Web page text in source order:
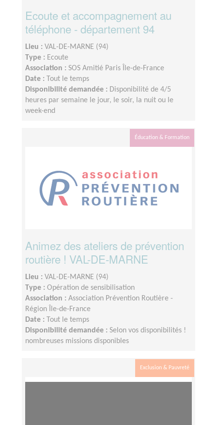
Ecoute et accompagnement au
téléphone - département 94
Lieu : VAL-DE-MARNE (94)
Type : Ecoute
Association : SOS Amitié Paris Île-de-France
Date :
Tout le temps
Disponibilité demandée : Disponibilité de 4/5
heures par semaine le jour, le soir, la nuit ou le
week-end
Éducation & Formation
Animez des ateliers de prévention
routière ! VAL-DE-MARNE
Lieu : VAL-DE-MARNE (94)
Type : Opération de sensibilisation
Association : Association Prévention Routière -
Région Île-de-France
Date :
Tout le temps
Disponibilité demandée : Selon vos disponibilités !
nombreuses missions disponibles
Exclusion & Pauvreté